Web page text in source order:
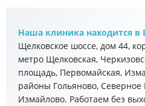
Наша клиника находится
Щелковское шоссе, дом 44,
метро Щелковская,
площадь, Первомайская,
районы Гольяново,
Измайлово. Работаем без